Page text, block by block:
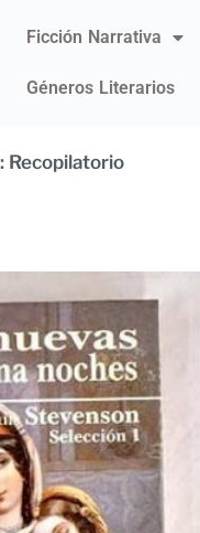
Ficción Narrativa
Géneros Literarios
Recopilatorio